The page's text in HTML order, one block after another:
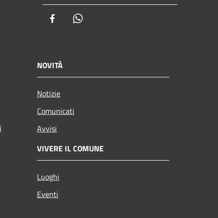
Facebook
NOVITÀ
Notizie
Comunicati
Avvisi
VIVERE IL COMUNE
Luoghi
Eventi